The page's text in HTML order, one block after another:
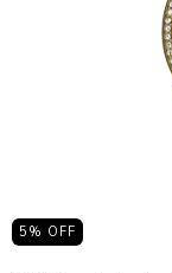
5 % OFF